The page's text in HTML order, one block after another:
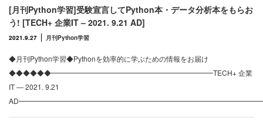
[月刊Python学習]受験宣言してPython本・データ分析本をもらお
う! [TECH+ 企業IT – 2021. 9.21 AD]
2021.9.27 月刊Python学習
◆月刊Python学習◆Pythonを効率的に学ぶための情報をお届け
◆◆◆◆◆◆━━━━━━━━━━━━━━━━━━━━━━━TECH+ 企業
IT ― 2021. 9.21